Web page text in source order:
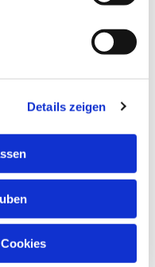
Details zeigen
DER